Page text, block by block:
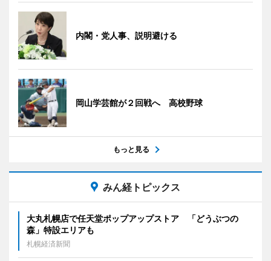
内閣・党人事、説明避ける
岡山学芸館が２回戦へ 高校野球
もっと見る
みん経トピックス
大丸札幌店で任天堂ポップアップストア 「どうぶつの
森」特設エリアも
札幌経済新聞